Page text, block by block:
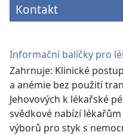
Kontakt
Informační balíčky pro
Zahrnuje: Klinické
a anémie bez použití
Jehovových k lékařské
svědkové nabízí
výborů pro styk s